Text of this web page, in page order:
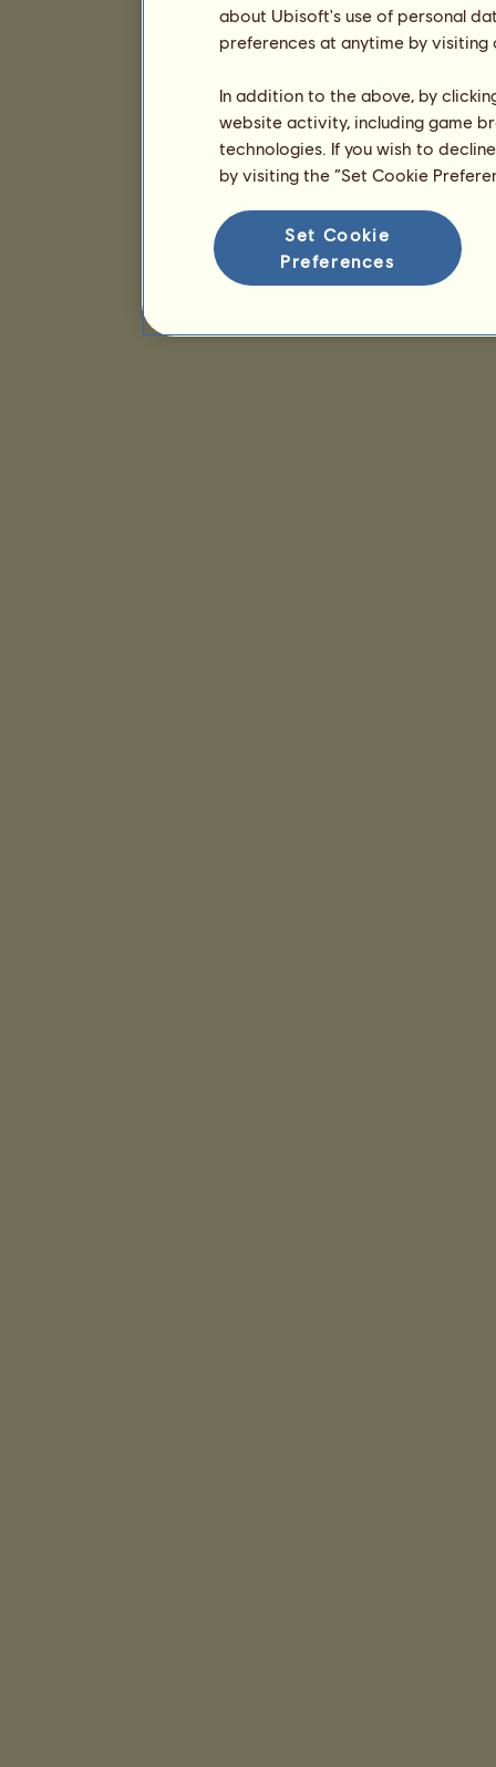
about Ubisoft's use of personal
preferences at anytime by
In addition to the above, by
website activity, including game
technologies. If you wish to
by visiting the “Set Cookie
Set Cookie
Preferences